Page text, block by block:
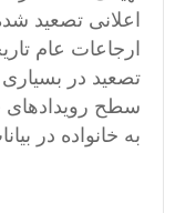
اعلانی تصعید
ارجاعات عام
تصعید در بسیاری
سطح
به خانواده در